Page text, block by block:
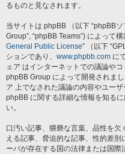
るものと見なされます。
当サイトは phpBB （以下 “phpBB
Group”, “phpBB Teams”) によって
General Public License” （以下
ションであり、 www.phpbb.com に
ェア はインターネットでの議論や
phpBB Group によって開発されま
ア 上でなされた議論の内容やユー
phpBB に関する詳細な情報を知るに
い。
口汚い記事、猥褻な言葉、品性を
える記事、脅迫的な記事、性的差別
ーバが存在する国の法律または国際